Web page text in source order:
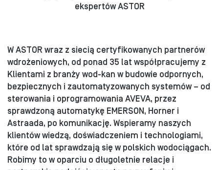
ekspertów ASTOR
W ASTOR wraz z siecią certyfikowanych partnerów
wdrożeniowych, od ponad 35 lat współpracujemy z
Klientami z branży wod-kan w budowie odpornych,
bezpiecznych i zautomatyzowanych systemów – od
sterowania i oprogramowania AVEVA, przez
sprawdzoną automatykę EMERSON, Horner i
Astraada, po komunikację. Wspieramy naszych
klientów wiedzą, doświadczeniem i technologiami,
które od lat sprawdzają się w polskich wodociągach.
Robimy to w oparciu o długoletnie relacje i